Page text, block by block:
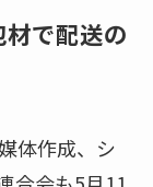
で配送の
体作成、シ